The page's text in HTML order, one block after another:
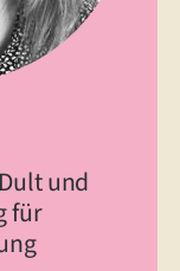
und
für